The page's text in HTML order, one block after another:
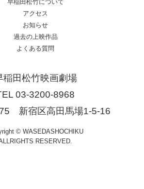
早稲田松竹について
アクセス
お知らせ
過去の上映作品
よくある質問
稲田松竹映画劇場
03-3200-8968
新宿区高田馬場1-5-16
© WASEDASHOCHIKU
RESERVED.